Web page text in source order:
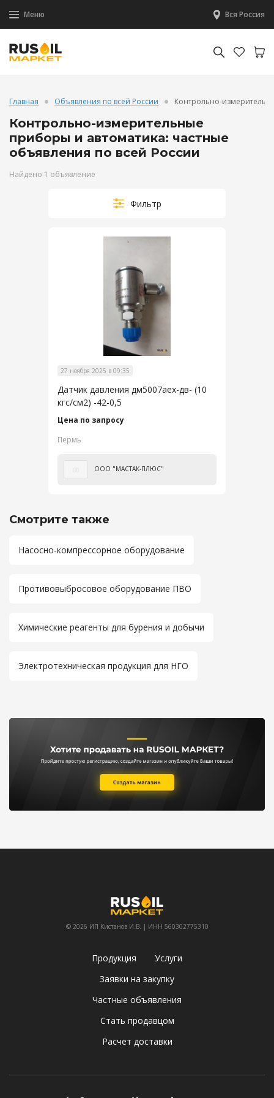
Меню Вся Россия
Главная Объявления по всей России Контрольно-
Контрольно-измерительные
приборы и автоматика: частные
объявления по всей России
Найдено 1 объявление
Фильтр
27 ноября 2025 в 09:35
Датчик давления дм5007аех-дв- (10
кгс/см2) -42-0,5
Цена по запросу
Пермь
ООО "МАСТАК-ПЛЮС"
Смотрите также
Насосно-компрессорное оборудование
Противовыбросовое оборудование ПВО
Химические реагенты для бурения и добычи
Электротехническая продукция для НГО
© 2026 ИП Кистанов И.В. | ИНН 560302775310
Продукция
Услуги
Заявки на закупку
Частные объявления
Стать продавцом
Расчет доставки